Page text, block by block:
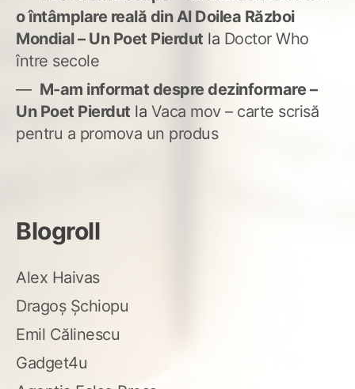
o întâmplare reală din Al Doilea Război
Mondial – Un Poet Pierdut la Doctor Who
între secole
M-am informat despre dezinformare –
Un Poet Pierdut la Vaca mov – carte scrisă
pentru a promova un produs
Blogroll
Alex Haivas
Dragoș Șchiopu
Emil Călinescu
Gadget4u